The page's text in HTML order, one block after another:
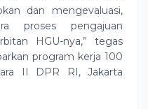
dan mengevaluasi,
proses pengajuan
HGU-nya,” tegas
program kerja 100
II DPR RI, Jakarta